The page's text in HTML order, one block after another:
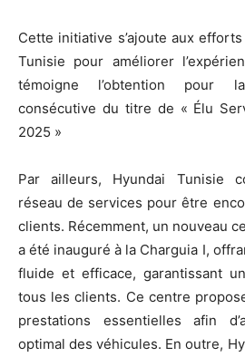
Cette initiative s’ajoute aux
Tunisie pour améliorer
témoigne l’obtention pour
consécutive du titre de « Élu
2025 »
Par ailleurs, Hyundai Tunisie
réseau de services pour être
clients. Récemment, un nouveau
a été inauguré à la Charguia I,
fluide et efficace, garantissant
tous les clients. Ce centre
prestations essentielles afin
optimal des véhicules. En outre,